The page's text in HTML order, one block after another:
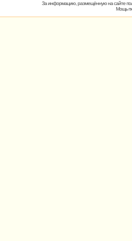
За информацию, размещённую на сайте
Мощь